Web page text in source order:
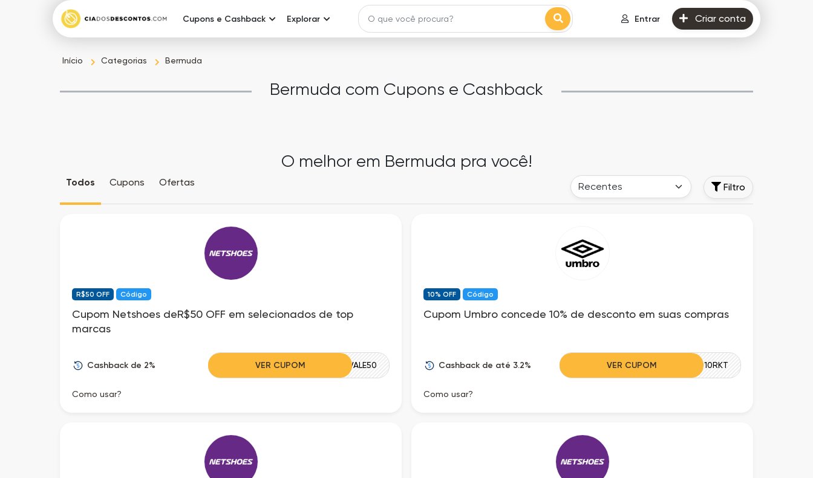
Cupons e Cashback Explorar Entrar Criar conta
Início Categorias Bermuda
Bermuda com Cupons e Cashback
O melhor em Bermuda pra você!
Todos Cupons Ofertas Filtro
R$50 OFF Código
Cupom Netshoes deR$50 OFF em selecionados de top
marcas
Cashback de 2% VER CUPOM VALE50
Como usar?
10% OFF Código
Cupom Umbro concede 10% de desconto em suas compras
Cashback de até 3.2% VER CUPOM UMBRO10RKT
Como usar?